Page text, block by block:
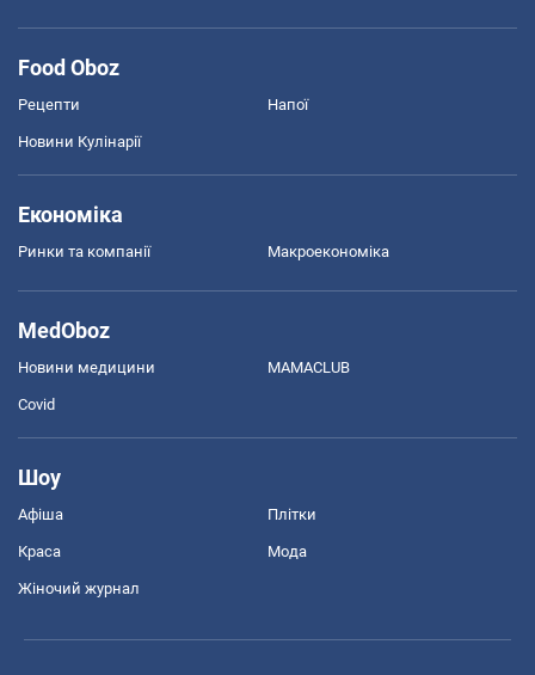
Food Oboz
Рецепти Напої
Новини Кулінарії
Економіка
Ринки та компанії Макроекономіка
MedOboz
Новини медицини MAMACLUB
Covid
Шоу
Афіша Плітки
Краса Мода
Жіночий журнал